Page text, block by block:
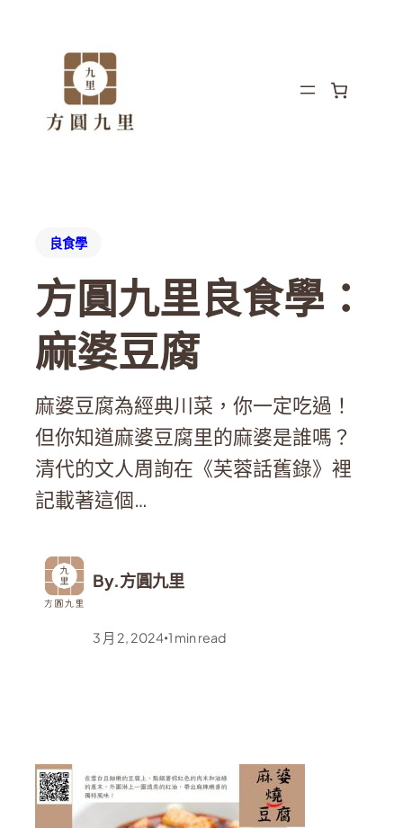
良食學
方圓九里良食學：
麻婆豆腐
麻婆豆腐為經典川菜，你一定吃過！
但你知道麻婆豆腐里的麻婆是誰嗎？
清代的文人周詢在《芙蓉話舊錄》裡
記載著這個…
By.方圓九里
3 月 2, 2024•1 min read